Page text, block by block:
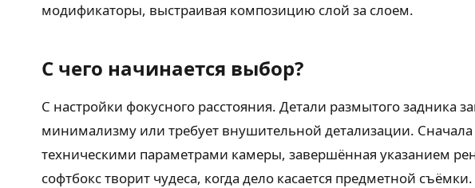
модификаторы, выстраивая композицию слой за слоем.
С чего начинается выбор?
С настройки фокусного расстояния. Детали размытого задника
минимализму или требует внушительной детализации. Сначала
техническими параметрами камеры, завершённая указанием
софтбокс творит чудеса, когда дело касается предметной